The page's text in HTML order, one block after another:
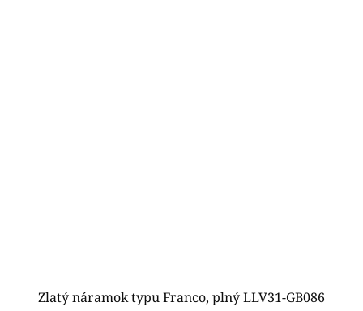
Zlatý náramok typu Franco, plný LLV31-GB086